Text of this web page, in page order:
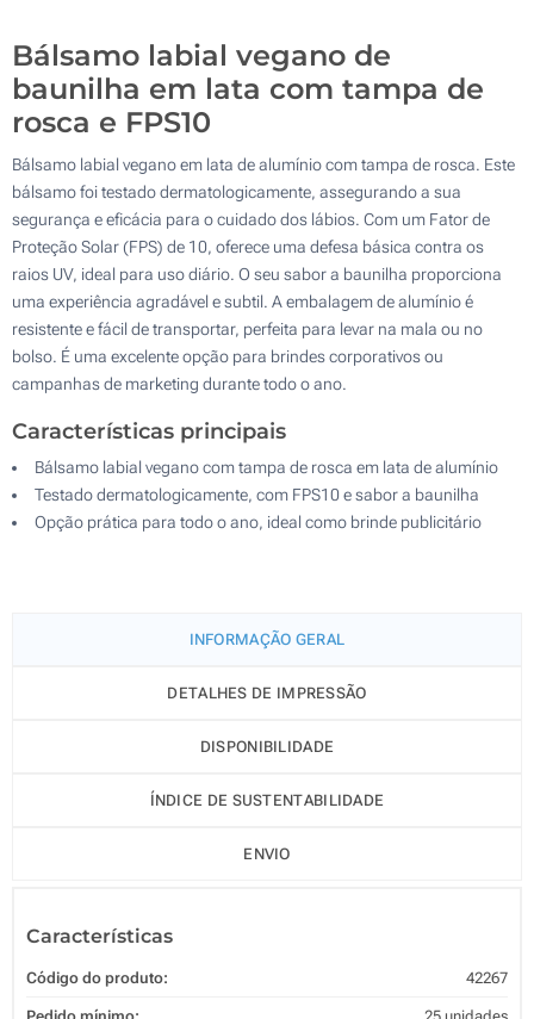
Bálsamo labial vegano de
baunilha em lata com tampa de
rosca e FPS10
Bálsamo labial vegano em lata de alumínio com tampa de rosca. Este
bálsamo foi testado dermatologicamente, assegurando a sua
segurança e eficácia para o cuidado dos lábios. Com um Fator de
Proteção Solar (FPS) de 10, oferece uma defesa básica contra os
raios UV, ideal para uso diário. O seu sabor a baunilha proporciona
uma experiência agradável e subtil. A embalagem de alumínio é
resistente e fácil de transportar, perfeita para levar na mala ou no
bolso. É uma excelente opção para brindes corporativos ou
campanhas de marketing durante todo o ano.
Características principais
Bálsamo labial vegano com tampa de rosca em lata de alumínio
Testado dermatologicamente, com FPS10 e sabor a baunilha
Opção prática para todo o ano, ideal como brinde publicitário
INFORMAÇÃO GERAL
DETALHES DE IMPRESSÃO
DISPONIBILIDADE
ÍNDICE DE SUSTENTABILIDADE
ENVIO
Características
Código do produto: 42267